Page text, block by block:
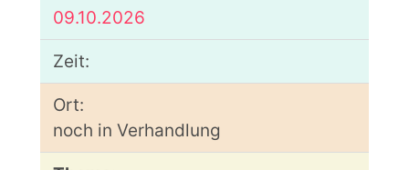
09.10.2026
noch in Verhandlung